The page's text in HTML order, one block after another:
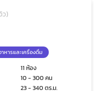
ว)
าหารและเครื่องดื่ม
11 ห้อง
10 - 300 คน
23 - 340 ตร.ม.